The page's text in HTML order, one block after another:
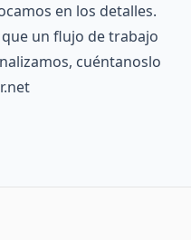
en los detalles.
un flujo de trabajo
cuéntanoslo